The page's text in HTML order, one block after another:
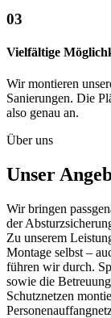
03
Vielfältige
Wir montieren
Sanierungen. Die
also genau an.
Über uns
Unser
Wir bringen
der
Zu unserem
Montage selbst –
führen wir durch.
sowie die
Schutznetzen